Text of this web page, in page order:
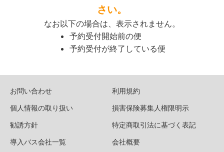
さい。
なお以下の場合は、表示されません。
予約受付開始前の便
予約受付が終了している便
お問い合わせ
利用規約
個人情報の取り扱い
損害保険募集人権限明示
勧誘方針
特定商取引法に基づく表記
導入バス会社一覧
会社概要